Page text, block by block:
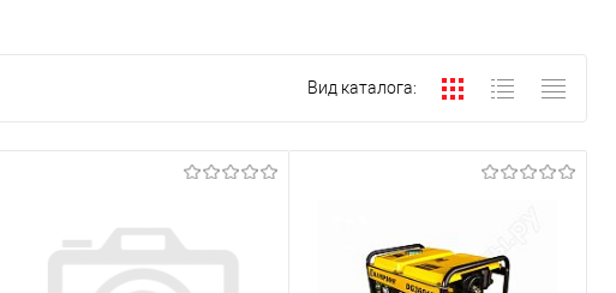
Вид каталога: